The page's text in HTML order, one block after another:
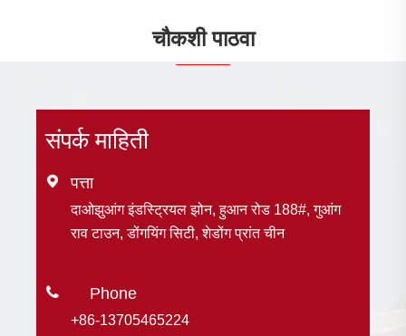
चौकशी पाठवा
संपर्क माहिती
 पत्ता
दाओझुआंग इंडस्ट्रियल झोन, हुआन रोड 188#, गुआंग
राव टाउन, डोंगयिंग सिटी, शेडोंग प्रांत चीन

+86-13705465224